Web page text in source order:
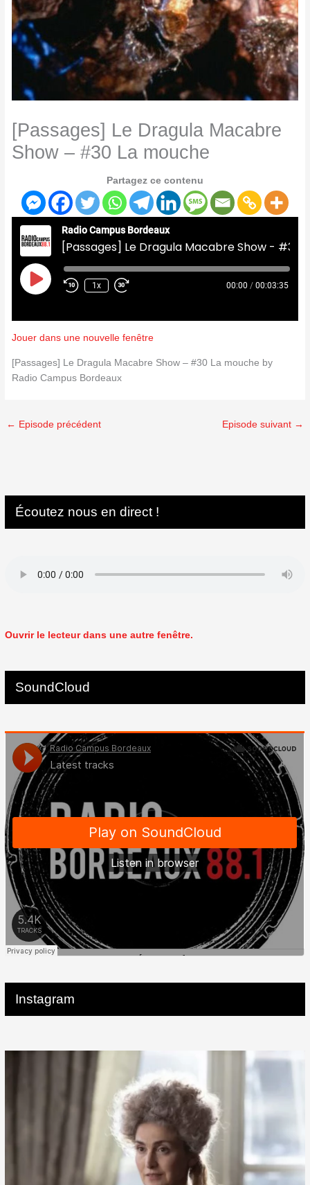
[Passages] Le Dragula Macabre
Show – #30 La mouche
Partagez ce contenu
Radio Campus Bordeaux
Play
Episode
1x 00:00 / 00:03:35
Jouer dans une nouvelle fenêtre
[Passages] Le Dragula Macabre Show – #30 La mouche by
Radio Campus Bordeaux
← Episode précédent Episode suivant →
Écoutez nous en direct !
Ouvrir le lecteur dans une autre fenêtre.
SoundCloud
Instagram